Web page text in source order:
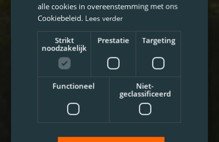
alle cookies in overeenstemming met ons
Cookiebeleid. Lees verder
Strikt
noodzakelijk
Prestatie Targeting
Functioneel
Niet-
geclassificeerd